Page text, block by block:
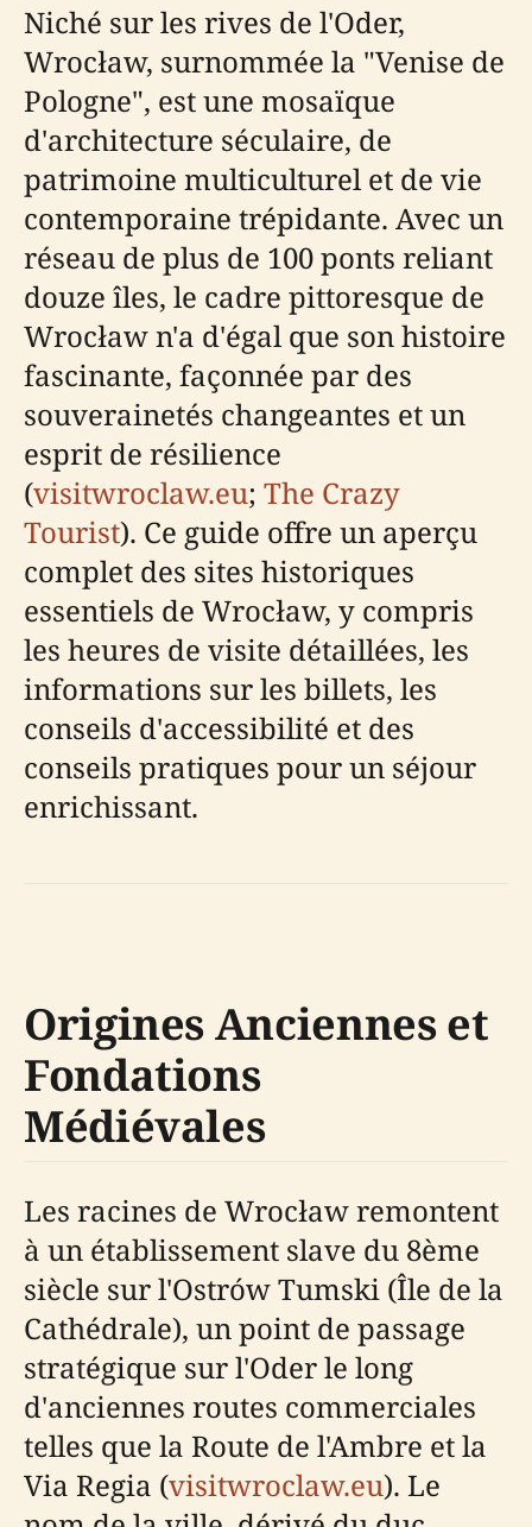
Niché sur les rives de l'Oder,
Wrocław, surnommée la "Venise de
Pologne", est une mosaïque
d'architecture séculaire, de
patrimoine multiculturel et de vie
contemporaine trépidante. Avec un
réseau de plus de 100 ponts reliant
douze îles, le cadre pittoresque de
Wrocław n'a d'égal que son histoire
fascinante, façonnée par des
souverainetés changeantes et un
esprit de résilience
(visitwroclaw.eu; The Crazy
Tourist). Ce guide offre un aperçu
complet des sites historiques
essentiels de Wrocław, y compris
les heures de visite détaillées, les
informations sur les billets, les
conseils d'accessibilité et des
conseils pratiques pour un séjour
enrichissant.
Origines Anciennes et
Fondations
Médiévales
Les racines de Wrocław remontent
à un établissement slave du 8ème
siècle sur l'Ostrów Tumski (Île de la
Cathédrale), un point de passage
stratégique sur l'Oder le long
d'anciennes routes commerciales
telles que la Route de l'Ambre et la
Via Regia (visitwroclaw.eu). Le